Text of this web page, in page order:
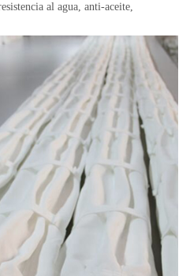
al agua, anti-aceite,